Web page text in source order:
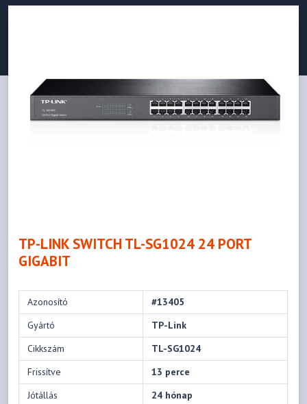
TP-LINK SWITCH TL-SG1024 24 PORT
GIGABIT
Azonosító
#13405
Gyártó
TP-Link
Cikkszám
TL-SG1024
Frissítve
13 perce
Jótállás
24 hónap